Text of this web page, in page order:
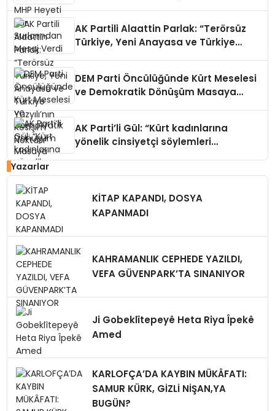
AK Partili Alaattin Parlak: “Terörsüz
Türkiye, Yeni Anayasa ve Türkiye
DEM Parti Öncülüğünde Kürt Meselesi
ve Demokratik Dönüşüm Masaya
AK Parti’li Gül: “Kürt kadınlarına
yönelik cinsiyetçi söylemleri
Yazarlar
KİTAP KAPANDI, DOSYA
KAPANMADI
KAHRAMANLIK CEPHEDE YAZILDI,
VEFA GÜVENPARK’TA SINANIYOR
Ji Gobeklîtepeyê Heta Riya Îpekê
Amed
KARLOFÇA’DA KAYBIN MÜKÂFATI:
SAMUR KÜRK, GİZLİ NİŞAN,YA
BUGÜN?